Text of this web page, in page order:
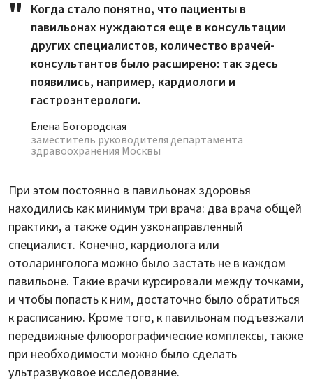
Когда стало понятно, что пациенты в
павильонах нуждаются еще в консультации
других специалистов, количество врачей-
консультантов было расширено: так здесь
появились, например, кардиологи и
гастроэнтерологи.
Елена Богородская
заместитель руководителя департамента
здравоохранения Москвы
При этом постоянно в павильонах здоровья
находились как минимум три врача: два врача общей
практики, а также один узконаправленный
специалист. Конечно, кардиолога или
отоларинголога можно было застать не в каждом
павильоне. Такие врачи курсировали между точками,
и чтобы попасть к ним, достаточно было обратиться
к расписанию. Кроме того, к павильонам подъезжали
передвижные флюорографические комплексы, также
при необходимости можно было сделать
ультразвуковое исследование.